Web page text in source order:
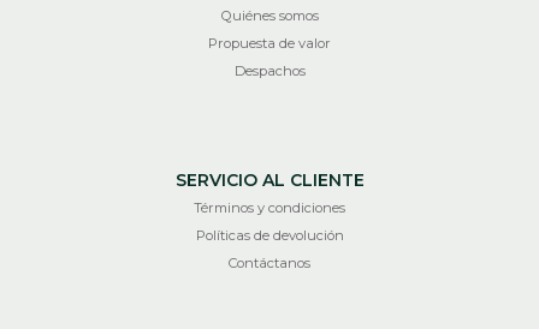
Quiénes somos
Propuesta de valor
Despachos
SERVICIO AL CLIENTE
Términos y condiciones
Políticas de devolución
Contáctanos